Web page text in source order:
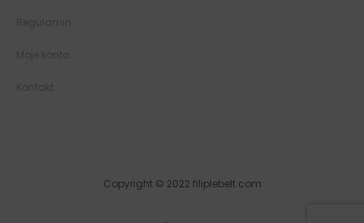
Copyright © 2022 filiplebelt.com